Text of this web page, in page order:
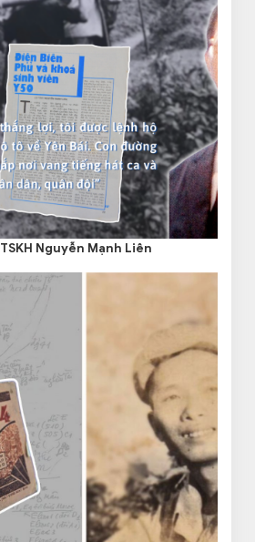
Nguyễn Mạnh Liên